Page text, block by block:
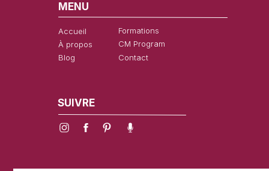
Formations
Accueil
Contact
Blog
SUIVRE
MENU
À propos CM Program